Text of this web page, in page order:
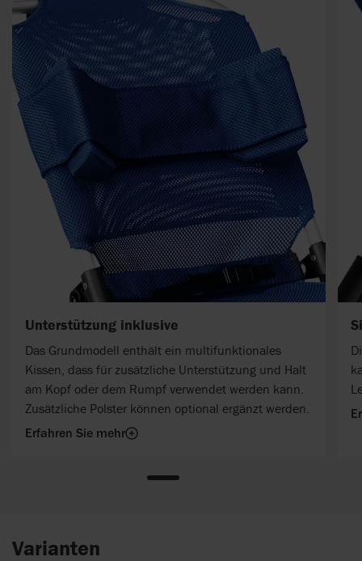
Unterstützung inklusive
Das Grundmodell enthält ein multifunktionales
Kissen, dass für zusätzliche Unterstützung und Halt
am Kopf oder dem Rumpf verwendet werden kann.
Zusätzliche Polster können optional ergänzt werden.
Erfahren Sie mehr
kann mit
Varianten